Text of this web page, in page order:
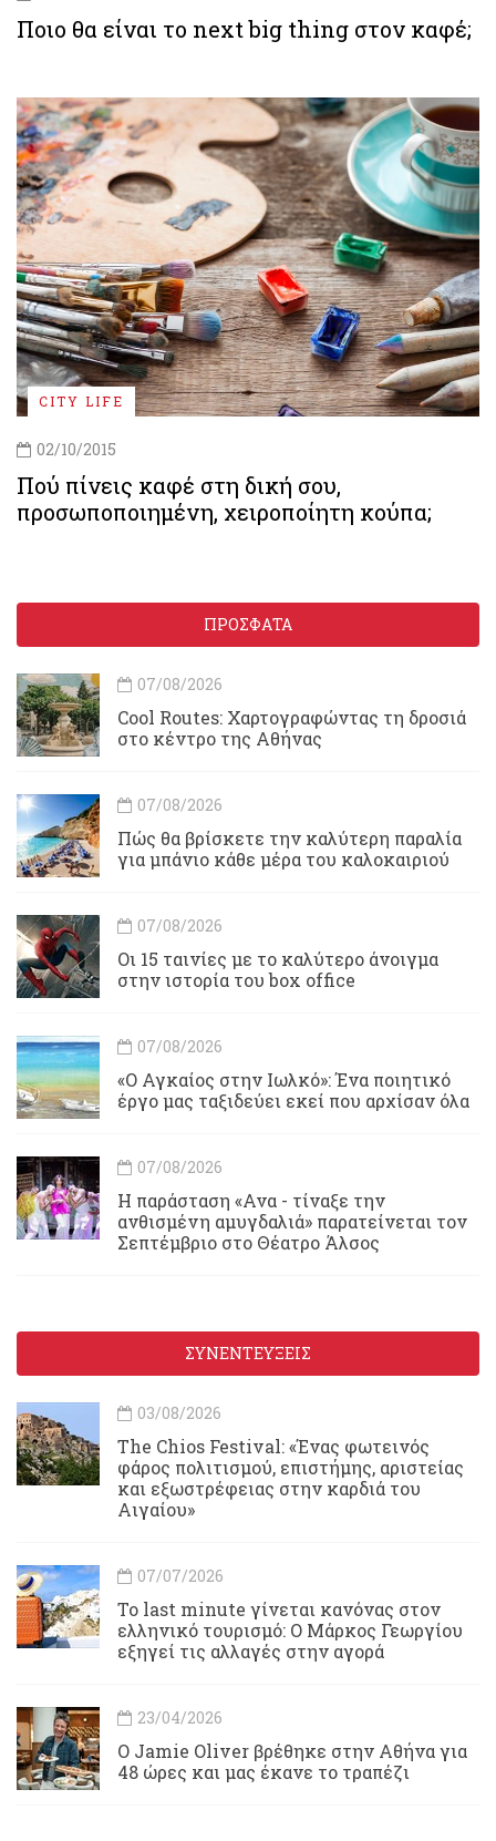
Ποιο θα είναι το next big thing στον καφέ;
CITY LIFE
02/10/2015
Πού πίνεις καφέ στη δική σου,
προσωποποιημένη, χειροποίητη κούπα;
ΠΡΟΣΦΑΤΑ
07/08/2026
Cool Routes: Χαρτογραφώντας τη δροσιά
στο κέντρο της Αθήνας
07/08/2026
Πώς θα βρίσκετε την καλύτερη παραλία
για μπάνιο κάθε μέρα του καλοκαιριού
07/08/2026
Οι 15 ταινίες με το καλύτερο άνοιγμα
στην ιστορία του box office
07/08/2026
«Ο Αγκαίος στην Ιωλκό»: Ένα ποιητικό
έργο μας ταξιδεύει εκεί που αρχίσαν όλα
07/08/2026
Η παράσταση «Ανα - τίναξε την
ανθισμένη αμυγδαλιά» παρατείνεται τον
Σεπτέμβριο στο Θέατρο Άλσος
ΣΥΝΕΝΤΕΥΞΕΙΣ
03/08/2026
Τhe Chios Festival: «Ένας φωτεινός
φάρος πολιτισμού, επιστήμης, αριστείας
και εξωστρέφειας στην καρδιά του
Αιγαίου»
07/07/2026
Το last minute γίνεται κανόνας στον
ελληνικό τουρισμό: Ο Μάρκος Γεωργίου
εξηγεί τις αλλαγές στην αγορά
23/04/2026
Ο Jamie Oliver βρέθηκε στην Αθήνα για
48 ώρες και μας έκανε το τραπέζι